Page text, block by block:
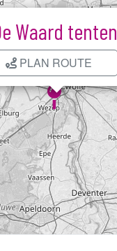
Kaart laden...
Waard tenten
PLAN ROUTE